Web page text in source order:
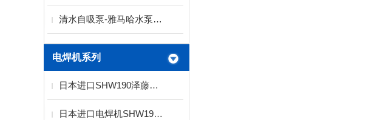
清水自吸泵-雅马哈水泵YP30G
电焊机系列
日本进口SHW190泽藤发电电焊机
日本进口电焊机SHW190 泽腾发电电焊机